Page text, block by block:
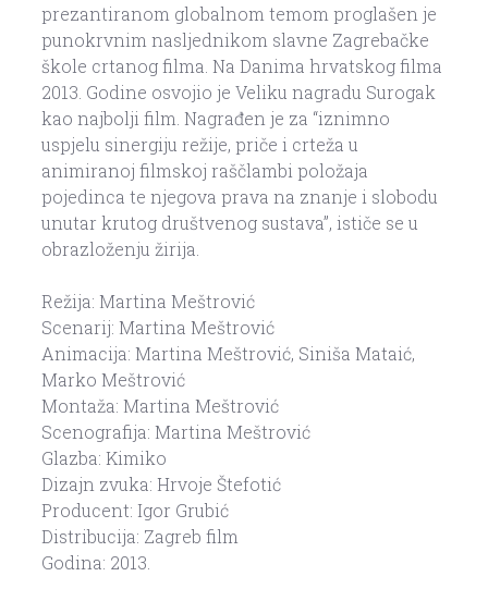
prezantiranom globalnom temom proglašen je
punokrvnim nasljednikom slavne Zagrebačke
škole crtanog filma. Na Danima hrvatskog filma
2013. Godine osvojio je Veliku nagradu Surogak
kao najbolji film. Nagrađen je za “iznimno
uspjelu sinergiju režije, priče i crteža u
animiranoj filmskoj raščlambi položaja
pojedinca te njegova prava na znanje i slobodu
unutar krutog društvenog sustava”, ističe se u
obrazloženju žirija.
Režija: Martina Meštrović
Scenarij: Martina Meštrović
Animacija: Martina Meštrović, Siniša Mataić,
Marko Meštrović
Montaža: Martina Meštrović
Scenografija: Martina Meštrović
Glazba: Kimiko
Dizajn zvuka: Hrvoje Štefotić
Producent: Igor Grubić
Distribucija: Zagreb film
Godina: 2013.